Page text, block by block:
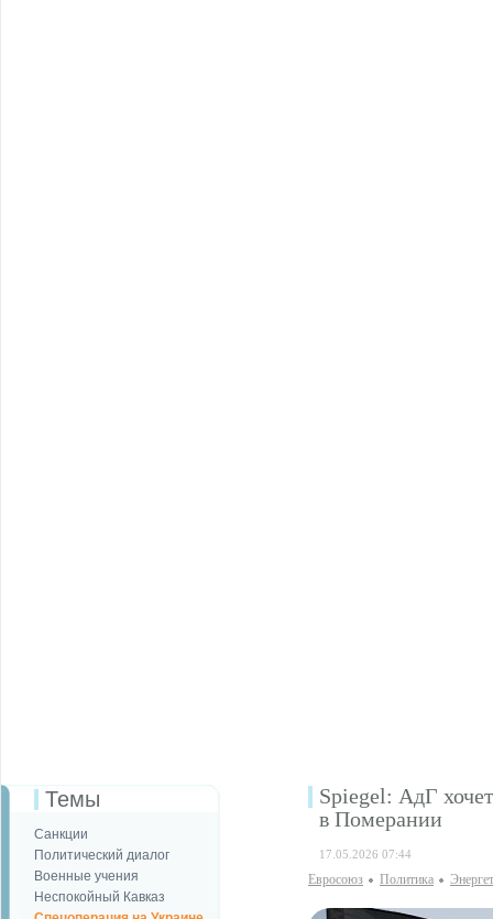
Темы
Санкции
Политический диалог
Военные учения
Неспокойный Кавказ
Spiegel: АдГ
в Померании
17.05.2026 07:44
Евросоюз Политика